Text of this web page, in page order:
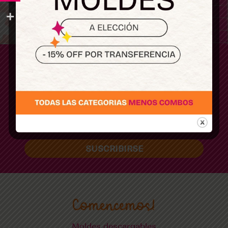
Sumate
descuentos
SUSCRIBIRSE
Comencemos!